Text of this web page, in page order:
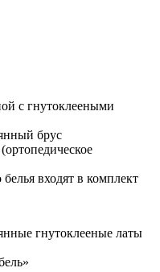
с гнутоклееными
брус
входят в комплект
гнутоклееные латы